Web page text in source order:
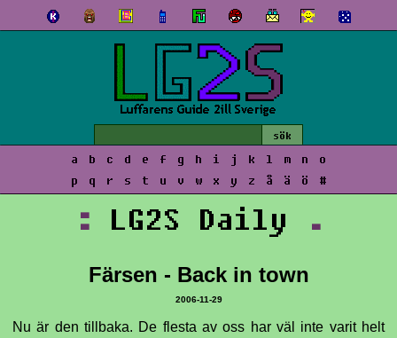
a b c d e f g h i j k l m n
o
p
q r s t u v w x y z å ä ö #
: LG2S Daily .
Färsen - Back in town
2006-11-29
Nu är den tillbaka. De flesta av oss har väl inte varit helt